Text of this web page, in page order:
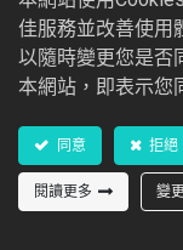
舒派特動
佳服務並改善使用
以隨時變更您是否
本網站，即表示您
同意 拒絕
閱讀更多 變